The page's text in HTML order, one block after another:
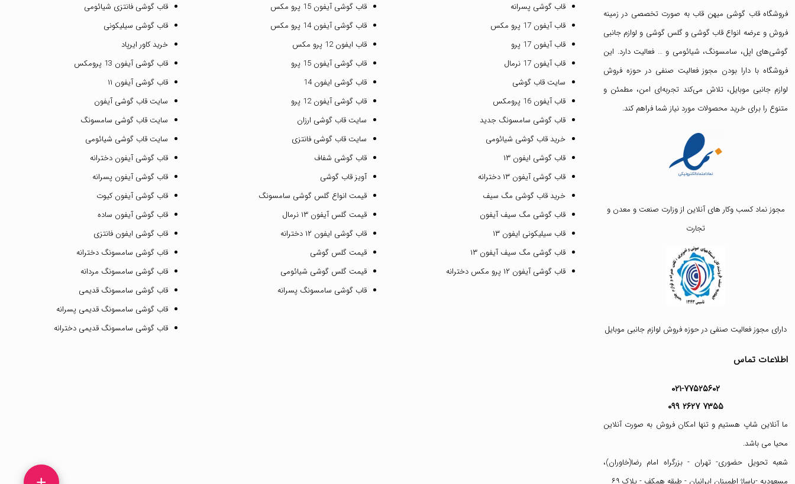
فروشگاه قاب گوشی میهن قاب به صورت تخصصی در زمینه
فروش و عرضه انواع قاب گوشی وگلس گوشی و لوازم جانبی
گوشی‌های اپل، سامسونگ، شیائومی و … فعالیت دارد. این
فروشگاه با دارا بودن مجوز فعالیت صنفی در حوزه فروش
لوازم جانبی موبایل، تلاش می‌کند تجربه‌ای امن، مطمئن و
متنوع را برای خرید محصولات مورد نیاز شما فراهم کند.
مجوز نماد کسب وکار های آنلاین از وزارت صنعت و معدن و
تجارت
دارای مجوز فعالیت صنفی در حوزه فروش لوازم جانبی موبایل
اطلاعات تماس
۰۲۱-۷۷۵۲۵۶۰۲
۰۹۹ ۲۶۲۷ ۷۳۵۵
ما آنلاین شاپ هستیم و تنها امکان فروش به صورت آنلاین
محیا می باشد.
شعبه تحویل حضوری- تهران - بزرگراه امام رضا(خاوران)،
مسعودیه -پاساژ اطمینان ایرانیان - طبقه همکف - پلاک ۶۹
قاب گوشی پسرانه
قاب آیفون 17 پرو مکس
قاب آیفون 17 پرو
قاب آیفون 17 نرمال
سایت قاب گوشی
قاب آیفون 16 پرومکس
قاب گوشی سامسونگ جدید
خرید قاب گوشی شیائومی
قاب گوشی ایفون ۱۳
قاب گوشی آیفون ۱۳ دخترانه
خرید قاب گوشی مگ سیف
قاب گوشی مگ سیف آیفون
قاب سیلیکونی ایفون ۱۳
قاب گوشی مگ سیف آیفون ۱۳
قاب گوشی آیفون ۱۲ پرو مکس دخترانه
قاب گوشی آیفون 15 پرو مکس
قاب گوشی آیفون 14 پرو مکس
قاب ایفون 12 پرو مکس
قاب گوشی آیفون 15 پرو
قاب گوشی ایفون 14
قاب گوشی آیفون 12 پرو
سایت قاب گوشی ارزان
سایت قاب گوشی فانتزی
قاب گوشی شفاف
آویز قاب گوشی
قیمت انواع گلس گوشی سامسونگ
قیمت گلس آیفون ۱۳ نرمال
قاب گوشی ایفون ۱۲ دخترانه
قیمت گلس گوشی
قیمت گلس گوشی شیائومی
قاب گوشی سامسونگ پسرانه
قاب گوشی فانتزی شیائومی
قاب گوشی سیلیکونی
خرید کاور ایرپاد
قاب گوشی آیفون 13 پرومکس
قاب گوشی آیفون ۱۱
سایت قاب گوشی آیفون
سایت قاب گوشی سامسونگ
سایت قاب گوشی شیائومی
قاب گوشی آیفون دخترانه
قاب گوشی آیفون پسرانه
قاب گوشی آیفون کیوت
قاب گوشی آیفون ساده
قاب گوشی ایفون فانتزی
قاب گوشی سامسونگ دخترانه
قاب گوشی سامسونگ مردانه
قاب گوشی سامسونگ قدیمی
قاب گوشی سامسونگ قدیمی پسرانه
قاب گوشی سامسونگ قدیمی دخترانه